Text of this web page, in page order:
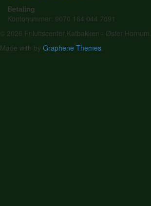
Betaling
Kontonummer: 9070 164 044 7091
© 2026 Friluftscenter Katbakken - Øster Hornum.
Made with by Graphene Themes.